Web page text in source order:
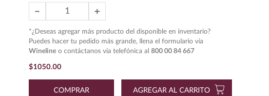
＋
－
*¿Deseas agregar más producto del disponible en inventario?
Puedes hacer tu pedido más grande, llena el formulario vía
Winelineo contáctanos vía telefónica al 800 00 84 667
$1050.00
COMPRAR AGREGAR AL CARRITO